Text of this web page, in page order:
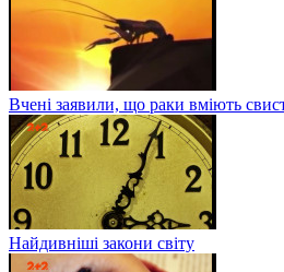
Вчені заявили, що раки вміють
Найдивніші закони світу